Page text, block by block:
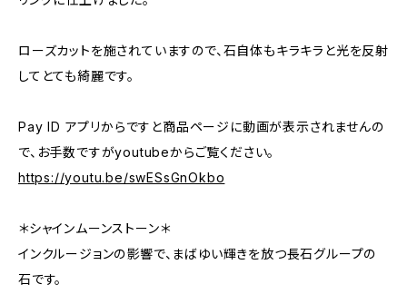
ローズカットを施されていますので、石自体もキラキラと光を反射
してとても綺麗です。
Pay ID アプリからですと商品ページに動画が表示されませんの
で、お手数ですがyoutubeからご覧ください。
https://youtu.be/swESsGnOkbo
＊シャインムーンストーン＊
インクルージョンの影響で、まばゆい輝きを放つ長石グループの
石です。